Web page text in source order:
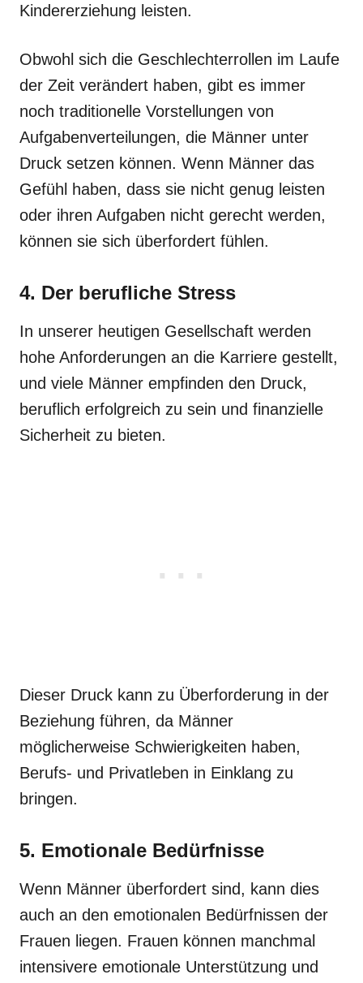
Kindererziehung leisten.
Obwohl sich die Geschlechterrollen im Laufe
der Zeit verändert haben, gibt es immer
noch traditionelle Vorstellungen von
Aufgabenverteilungen, die Männer unter
Druck setzen können. Wenn Männer das
Gefühl haben, dass sie nicht genug leisten
oder ihren Aufgaben nicht gerecht werden,
können sie sich überfordert fühlen.
4. Der berufliche Stress
In unserer heutigen Gesellschaft werden
hohe Anforderungen an die Karriere gestellt,
und viele Männer empfinden den Druck,
beruflich erfolgreich zu sein und finanzielle
Sicherheit zu bieten.
Dieser Druck kann zu Überforderung in der
Beziehung führen, da Männer
möglicherweise Schwierigkeiten haben,
Berufs- und Privatleben in Einklang zu
bringen.
5. Emotionale Bedürfnisse
Wenn Männer überfordert sind, kann dies
auch an den emotionalen Bedürfnissen der
Frauen liegen. Frauen können manchmal
intensivere emotionale Unterstützung und